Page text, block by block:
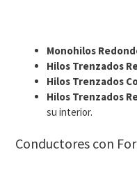
Monohilos
Hilos Trenzados
Hilos Trenzados
Hilos Trenzados
su interior.
Conductores con